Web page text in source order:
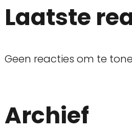
Laatste
Geen reacties om te
Archief